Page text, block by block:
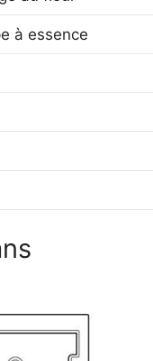
à essence